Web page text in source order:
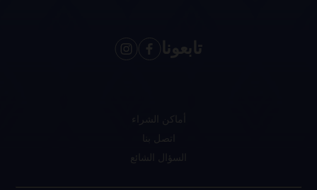
تابعونا
أماكن الشراء
اتصل بنا
السؤال الشائع